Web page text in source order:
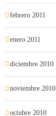
febrero 2011
enero 2011
diciembre 2010
noviembre 2010
octubre 2010